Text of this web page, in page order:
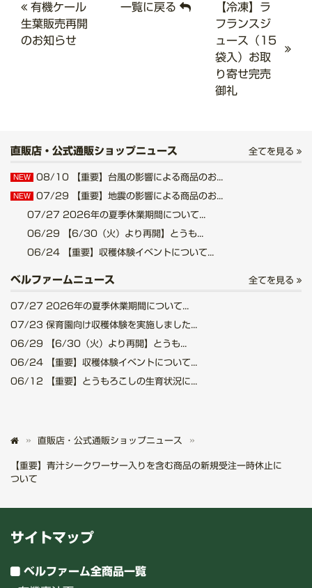
有機ケール
生葉販売再開
のお知らせ
一覧に戻る
【冷凍】ラ
フランスジ
ュース（15
袋入）お取
り寄せ完売
御礼
直販店・公式通販ショップニュース 全てを見る
NEW 08/10 【重要】台風の影響による商品のお...
NEW 07/29 【重要】地震の影響による商品のお...
07/27 2026年の夏季休業期間について...
06/29 【6/30（火）より再開】とうも...
06/24 【重要】収穫体験イベントについて...
ベルファームニュース 全てを見る
07/27 2026年の夏季休業期間について...
07/23 保育園向け収穫体験を実施しました...
06/29 【6/30（火）より再開】とうも...
06/24 【重要】収穫体験イベントについて...
06/12 【重要】とうもろこしの生育状況に...
直販店・公式通販ショップニュース
【重要】青汁シークワーサー入りを含む商品の新規受注一時休止に
ついて
サイトマップ
ベルファーム全商品一覧